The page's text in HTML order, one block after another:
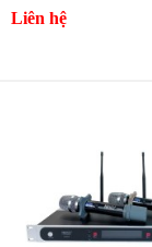
Liên hệ